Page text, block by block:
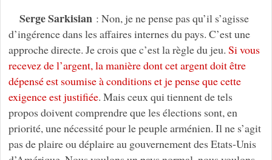
Serge Sarkisian: Non, je ne pense pas qu’il s’agisse
d’ingérence dans les affaires internes du pays. C’est une
approche directe. Je crois que c’est la règle du jeu. Si vous
recevez de l’argent, la manière dont cet argent doit être
dépensé est soumise à conditions et je pense que cette
exigence est justifiée. Mais ceux qui tiennent de tels
propos doivent comprendre que les élections sont, en
priorité, une nécessité pour le peuple arménien. Il ne s’agit
pas de plaire ou déplaire au gouvernement des Etats-Unis